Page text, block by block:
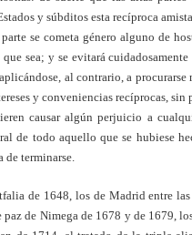
y súbditos esta recíproca
se cometa género alguno de
sea; y se evitará
al contrario, a procurarse
y conveniencias recíprocas,
causar algún perjuicio a
de todo aquello que se hubiese
terminarse.
de 1648, los de Madrid entre
de Nimega de 1678 y de 1679,